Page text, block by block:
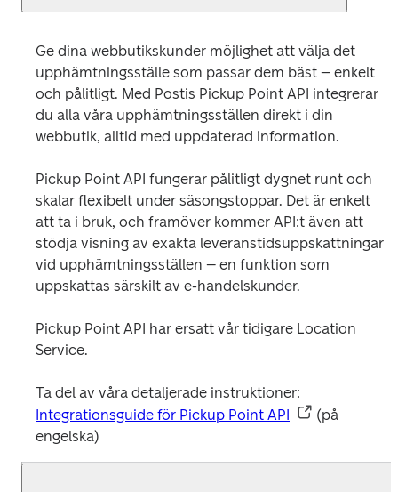
Ge dina webbutikskunder möjlighet att välja det
upphämtningsställe som passar dem bäst – enkelt
och pålitligt. Med Postis Pickup Point API integrerar
du alla våra upphämtningsställen direkt i din
webbutik, alltid med uppdaterad information.
Pickup Point API fungerar pålitligt dygnet runt och
skalar flexibelt under säsongstoppar. Det är enkelt
att ta i bruk, och framöver kommer API:t även att
stödja visning av exakta leveranstidsuppskattningar
vid upphämtningsställen – en funktion som
uppskattas särskilt av e-handelskunder.
Pickup Point API har ersatt vår tidigare Location
Service.
Integrationsguide för Pickup Point API
(på
engelska)